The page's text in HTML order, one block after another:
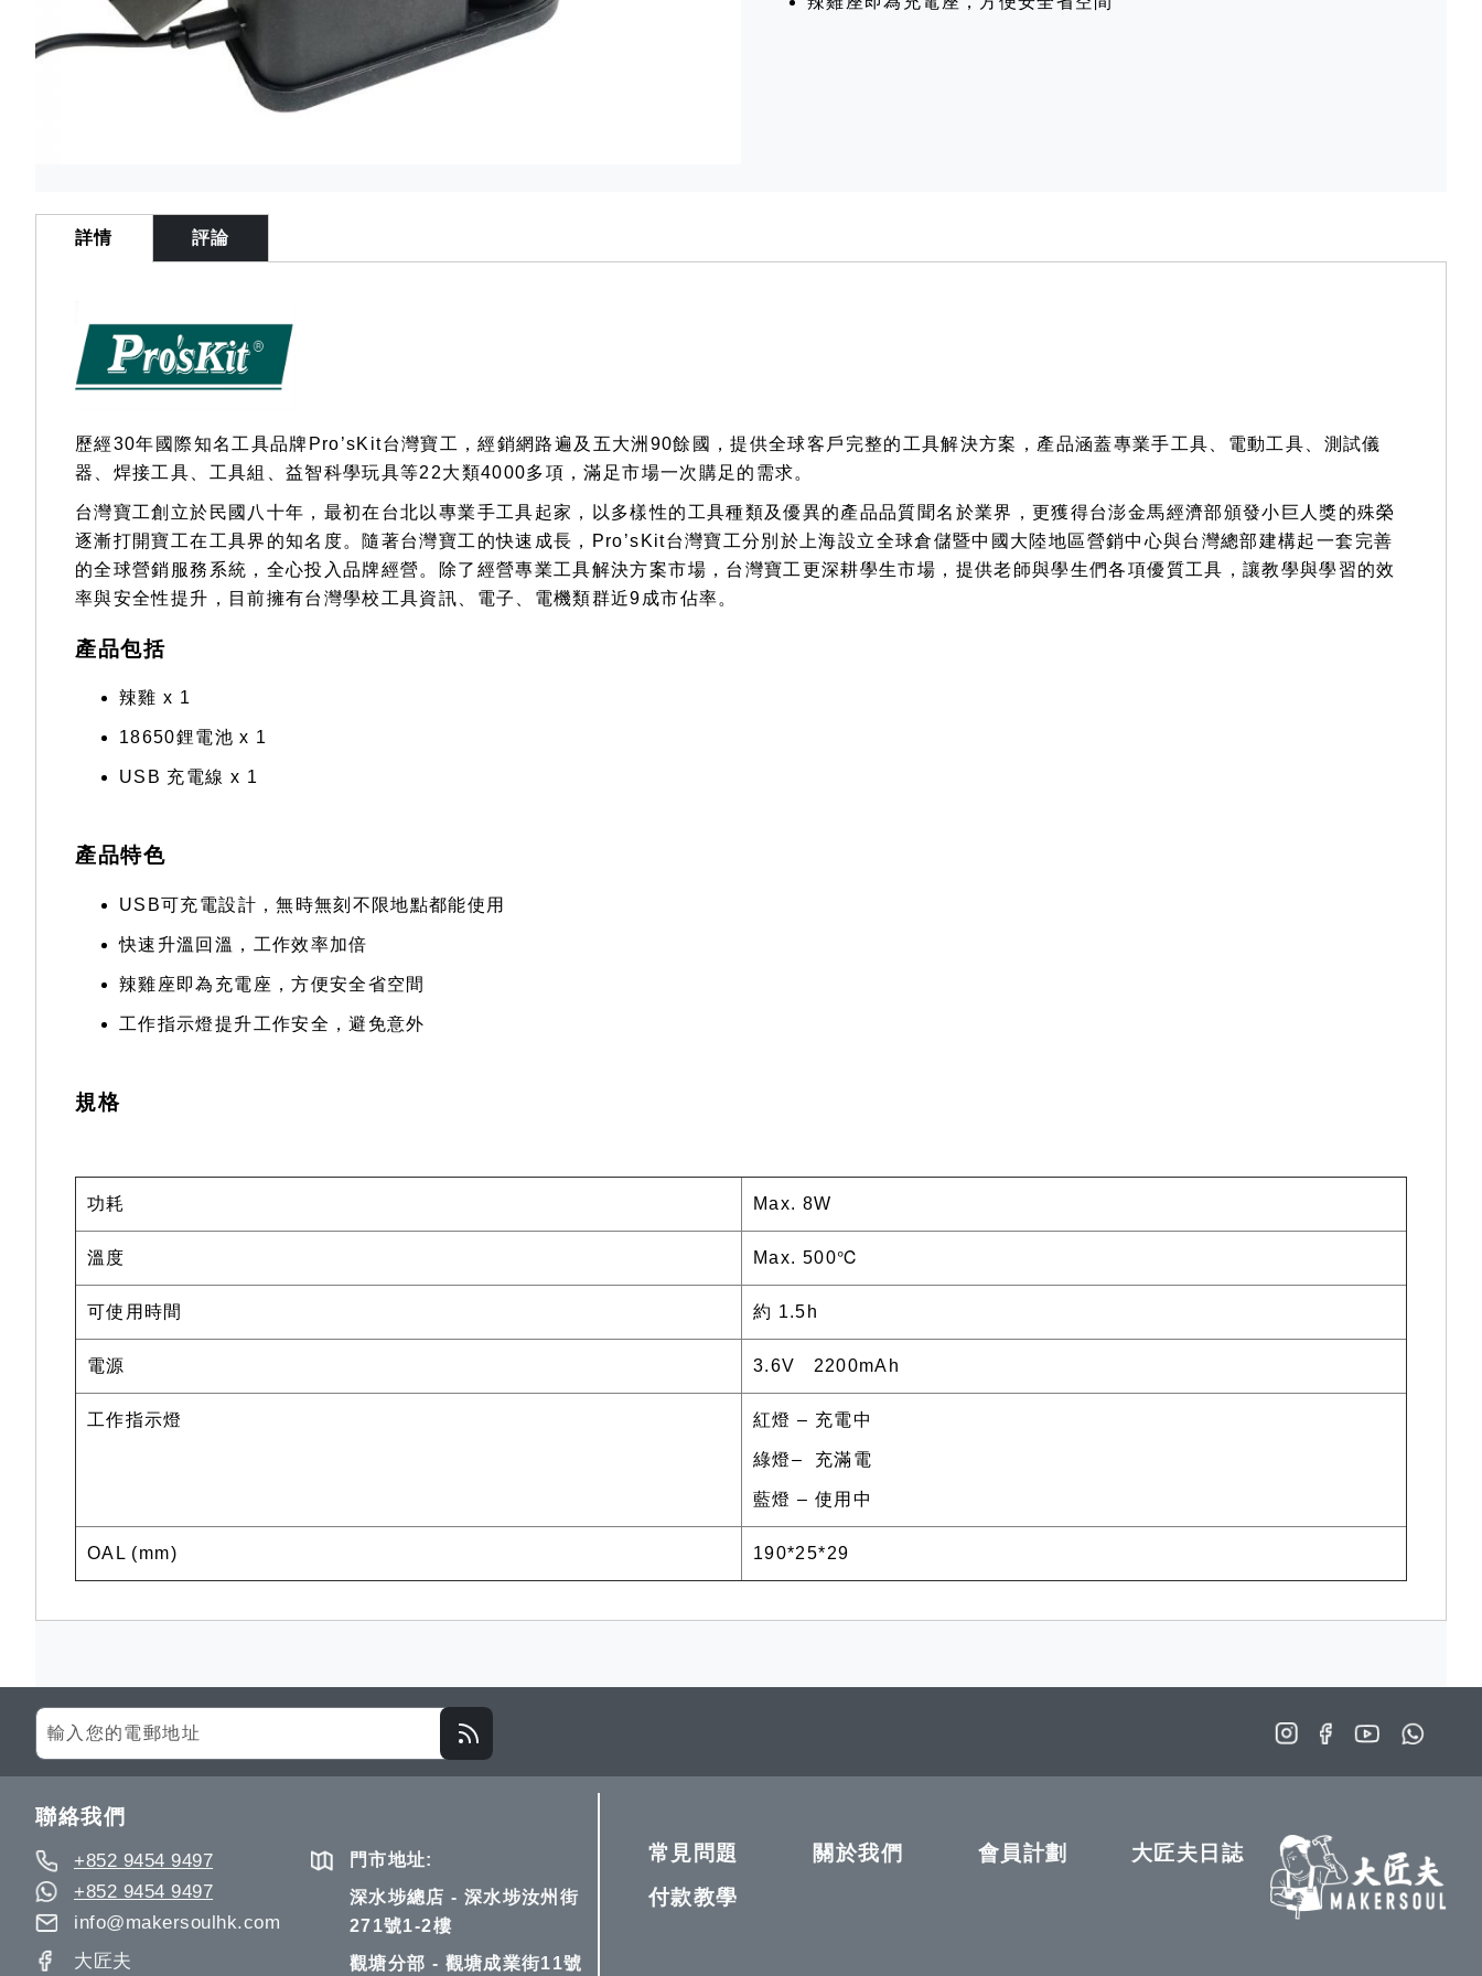
images
gallery
詳情
歷經30年國際知名工具品牌Pro’sKit台灣寶工，經銷網路遍及五大洲90餘國，提供全球客戶完整的工具解決方案，產品涵蓋專業手工具、電動工具、測試儀
器、焊接工具、工具組、益智科學玩具等22大類4000多項，滿足市場一次購足的需求。
台灣寶工創立於民國八十年，最初在台北以專業手工具起家，以多樣性的工具種類及優異的產品品質聞名於業界，更獲得台澎金馬經濟部頒發小巨人獎的殊榮
逐漸打開寶工在工具界的知名度。隨著台灣寶工的快速成長，Pro’sKit台灣寶工分別於上海設立全球倉儲暨中國大陸地區營銷中心與台灣總部建構起一套完善
的全球營銷服務系統，全心投入品牌經營。除了經營專業工具解決方案市場，台灣寶工更深耕學生市場，提供老師與學生們各項優質工具，讓教學與學習的效
率與安全性提升，目前擁有台灣學校工具資訊、電子、電機類群近9成市佔率。
產品包括
辣雞 x 1
18650鋰電池 x 1
USB 充電線 x 1
產品特色
USB可充電設計，無時無刻不限地點都能使用
快速升溫回溫，工作效率加倍
辣雞座即為充電座，方便安全省空間
工作指示燈提升工作安全，避免意外
規格
功耗 Max. 8W
溫度 Max. 500℃
可使用時間 約 1.5h
電源 3.6V 2200mAh
工作指示燈 紅燈 – 充電中
綠燈– 充滿電
藍燈 – 使用中
OAL (mm) 190*25*29
評論
Sign
Up
for
Our
聯絡我們
+852 9454 9497
+852 9454 9497
info@makersoulhk.com
大匠夫
門市地址:
深水埗總店 - 深水埗汝州街
271號1-2樓
觀塘分部 - 觀塘成業街11號
常見問題 關於我們 會員計劃
大匠夫日誌
付款教學